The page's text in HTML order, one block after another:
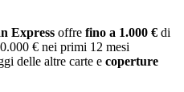
Express offre fino a 1.000 € di
€ nei primi 12 mesi
delle altre carte e coperture